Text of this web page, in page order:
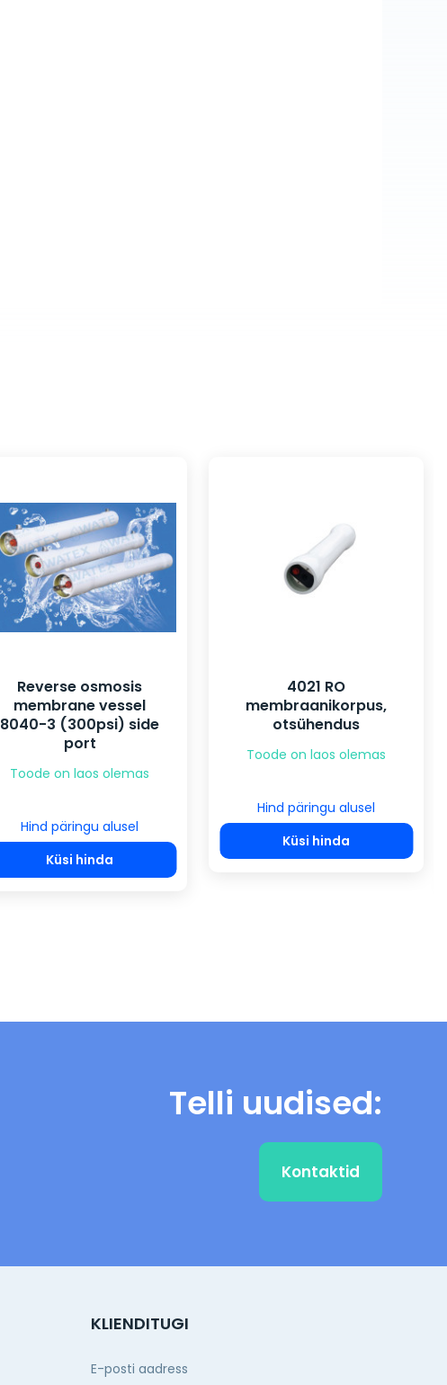
Reverse osmosis
membrane vessel
8040-3 (300psi) side
port
Toode on laos olemas
Hind päringu alusel
Küsi hinda
4021 RO
membraanikorpus,
otsühendus
Toode on laos olemas
Hind päringu alusel
Küsi hinda
Telli uudised:
Kontaktid
KLIENDITUGI
E-posti aadress